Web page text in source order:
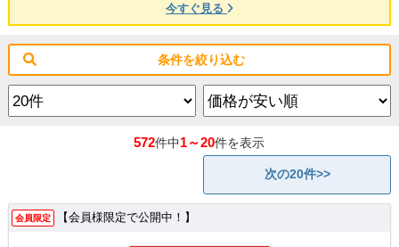
今すぐ見る
条件を絞り込む
572件中1～20件を表示
次の20件>>
会員限定 【会員様限定で公開中！】